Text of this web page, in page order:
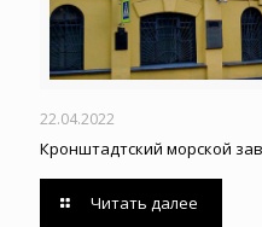
22.04.2022
Кронштадтский морской
Читать далее